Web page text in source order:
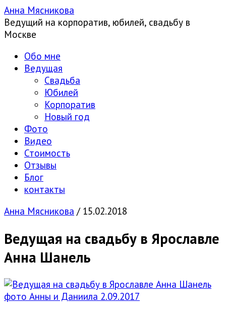
Анна Мясникова
Ведущий на корпоратив, юбилей, свадьбу в
Москве
Обо мне
Ведущая
Свадьба
Юбилей
Корпоратив
Новый год
Фото
Видео
Стоимость
Отзывы
Блог
контакты
Анна Мясникова / 15.02.2018
Ведущая на свадьбу в Ярославле
Анна Шанель